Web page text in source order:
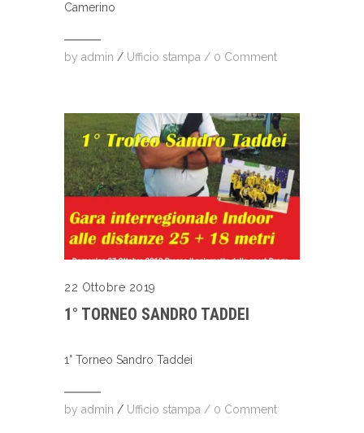
Camerino
by admin / Ufficio stampa / 0 Comment
22 Ottobre 2019
1° TORNEO SANDRO TADDEI
1° Torneo Sandro Taddei
by admin / Ufficio stampa / 0 Comment